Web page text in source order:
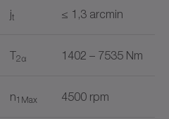
jt ≤ 1,3 arcmin
T2α 1402 – 7535 Nm
n1Max 4500 rpm